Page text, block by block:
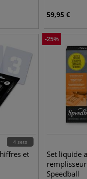
59,95 €
4 sets
et
-25%
Set liquide
Speedball